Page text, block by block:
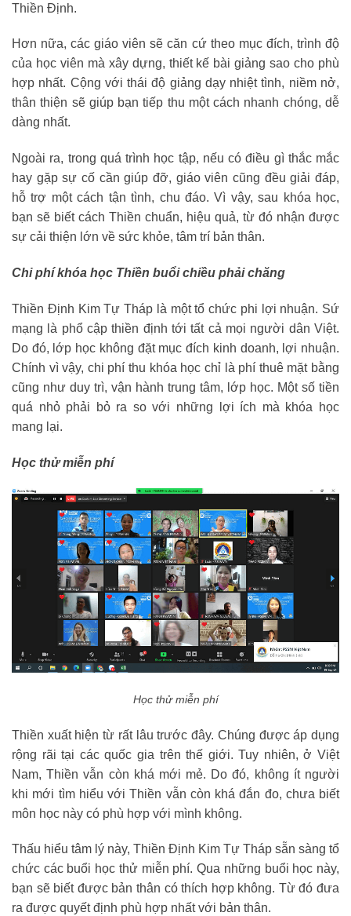
Thiền Định.
Hơn nữa, các giáo viên sẽ căn cứ theo mục đích, trình độ
của học viên mà xây dựng, thiết kế bài giảng sao cho phù
hợp nhất. Cộng với thái độ giảng dạy nhiệt tình, niềm nở,
thân thiện sẽ giúp bạn tiếp thu một cách nhanh chóng, dễ
dàng nhất.
Ngoài ra, trong quá trình học tập, nếu có điều gì thắc mắc
hay gặp sự cố cần giúp đỡ, giáo viên cũng đều giải đáp,
hỗ trợ một cách tận tình, chu đáo. Vì vậy, sau khóa học,
bạn sẽ biết cách Thiền chuẩn, hiệu quả, từ đó nhận được
sự cải thiện lớn về sức khỏe, tâm trí bản thân.
Chi phí khóa học Thiền buổi chiều phải chăng
Thiền Định Kim Tự Tháp là một tổ chức phi lợi nhuận. Sứ
mạng là phổ cập thiền định tới tất cả mọi người dân Việt.
Do đó, lớp học không đặt mục đích kinh doanh, lợi nhuận.
Chính vì vậy, chi phí thu khóa học chỉ là phí thuê mặt bằng
cũng như duy trì, vận hành trung tâm, lớp học. Một số tiền
quá nhỏ phải bỏ ra so với những lợi ích mà khóa học
mang lại.
Học thử miễn phí
Học thử miễn phí
Thiền xuất hiện từ rất lâu trước đây. Chúng được áp dụng
rộng rãi tại các quốc gia trên thế giới. Tuy nhiên, ở Việt
Nam, Thiền vẫn còn khá mới mẻ. Do đó, không ít người
khi mới tìm hiểu với Thiền vẫn còn khá đắn đo, chưa biết
môn học này có phù hợp với mình không.
Thấu hiểu tâm lý này, Thiền Định Kim Tự Tháp sẵn sàng tổ
chức các buổi học thử miễn phí. Qua những buổi học này,
bạn sẽ biết được bản thân có thích hợp không. Từ đó đưa
ra được quyết định phù hợp nhất với bản thân.